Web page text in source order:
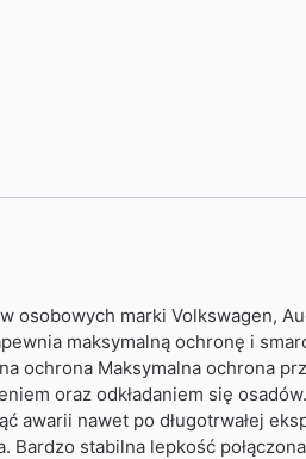
osobowych marki Volkswagen,
maksymalną ochronę i
ochrona Maksymalna ochrona
oraz odkładaniem się
nawet po długotrwałej
stabilna lepkość